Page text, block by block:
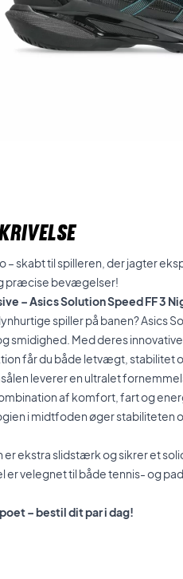
– skabt til spilleren, der jagter
præcise bevægelser!
–Asics Solution Speed FF 3
spiller på banen? Asics
smidighed. Med deres
får du både letvægt, stabilitet
leverer en ultralet
af komfort, fart og
i midtfoden øger stabiliteten
er ekstra slidstærk og sikrer et
velegnet til både tennis- og
– bestil dit par i dag!